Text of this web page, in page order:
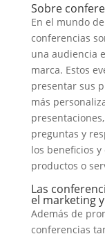
Sobre
En el mundo
conferencias
una audiencia
marca. Estos
presentar sus
más
preguntas y
los beneficios
productos o
Las
el marketing
Además de
conferencias